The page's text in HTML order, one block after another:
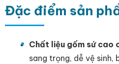
Đặc điểm sản
Chất liệu gốm sứ cao
sang trọng, dễ vệ sinh,